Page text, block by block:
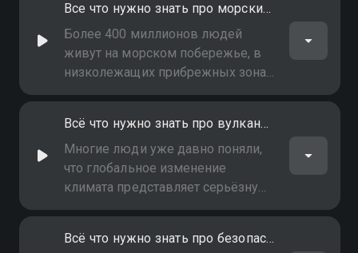
уязвимом к глобальному
изменению климата
Все что нужно знать про морские катаклизмы
Более 400 миллионов людей
живут на морском побережье, в
низколежащих прибрежных зонах.
Эти регионы уже в силу своего
подвержены природным
катастрофам: сильным штормам,
ураганам и цунами. Как
защититься от этих катаклизмов?
Всё что нужно знать про вулканы и тектонику
Многие люди уже давно поняли,
что глобальное изменение
климата представляет серьёзную
проблему, которую надо решать
возможность предотвратить
Всё что нужно знать про безопасность продовольствия